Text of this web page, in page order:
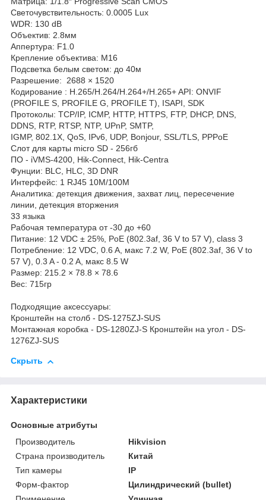
Светочувствительность: 0.0005 Lux
WDR: 130 dB
Объектив: 2.8мм
Аппертура: F1.0
Крепление объектива: M16
Подсветка белым светом: до 40м
Разрешение: 2688 × 1520
Кодирование : H.265/H.264/H.264+/H.265+ API: ONVIF
(PROFILE S, PROFILE G, PROFILE T), ISAPI, SDK
Протоколы: TCP/IP, ICMP, HTTP, HTTPS, FTP, DHCP, DNS,
DDNS, RTP, RTSP, NTP, UPnP, SMTP,
IGMP, 802.1X, QoS, IPv6, UDP, Bonjour, SSL/TLS, PPPoE
Слот для карты micro SD - 256гб
ПО - iVMS-4200, Hik-Connect, Hik-Centra
Фунции: BLC, HLC, 3D DNR
Интерфейс: 1 RJ45 10M/100M
Аналитика: детекция движения, захват лиц, пересечение
линии, детекция вторжения
33 языка
Рабочая температура от -30 до +60
Питание: 12 VDC ± 25%, PoE (802.3af, 36 V to 57 V), class 3
Потребление: 12 VDC, 0.6 A, макс 7.2 W, PoE (802.3af, 36 V to
57 V), 0.3 A - 0.2 A, макс 8.5 W
Размер: 215.2 × 78.8 × 78.6
Вес: 715гр
Подходящие аксессуары:
Кронштейн на столб - DS-1275ZJ-SUS
Монтажная коробка - DS-1280ZJ-S Кронштейн на угол - DS-
1276ZJ-SUS
Скрыть
Характеристики
Основные атрибуты
Производитель
Hikvision
Страна производитель
Китай
Тип камеры
IP
Форм-фактор
Цилиндрический (bullet)